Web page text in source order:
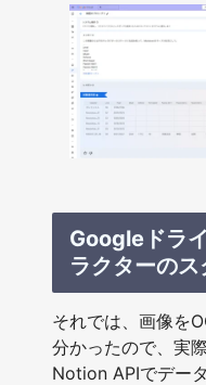
Googleドラ
ラクターのス
それでは、画像を
分かったので、実
Notion APIでデー